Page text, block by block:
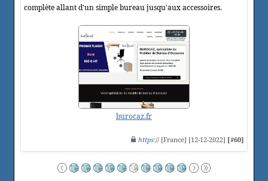
complète allant d'un simple bureau jusqu'aux accessoires.
burocaz.fr
https:// [France] [12-12-2022] [#60]